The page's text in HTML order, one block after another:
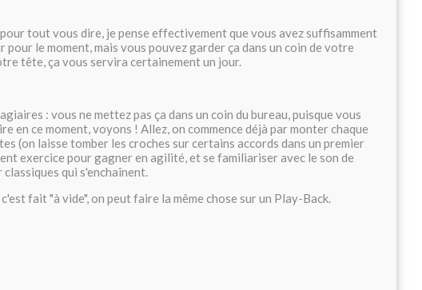
tout vous dire, je pense effectivement que vous avez suffisamment
pour le moment, mais vous pouvez garder ça dans un coin de votre
tête, ça vous servira certainement un jour.
: vous ne mettez pas ça dans un coin du bureau, puisque vous
en ce moment, voyons ! Allez, on commence déjà par monter chaque
(on laisse tomber les croches sur certains accords dans un premier
exercice pour gagner en agilité, et se familiariser avec le son de
classiques qui s'enchaînent.
fait "à vide", on peut faire la même chose sur un Play-Back.